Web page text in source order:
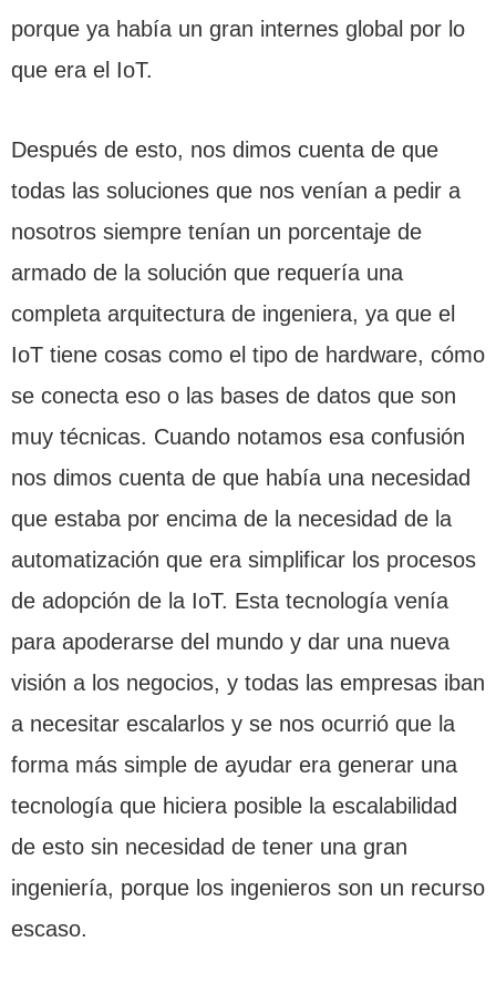
porque ya había un gran internes global por lo
que era el IoT.
Después de esto, nos dimos cuenta de que
todas las soluciones que nos venían a pedir a
nosotros siempre tenían un porcentaje de
armado de la solución que requería una
completa arquitectura de ingeniera, ya que el
IoT tiene cosas como el tipo de hardware, cómo
se conecta eso o las bases de datos que son
muy técnicas. Cuando notamos esa confusión
nos dimos cuenta de que había una necesidad
que estaba por encima de la necesidad de la
automatización que era simplificar los procesos
de adopción de la IoT. Esta tecnología venía
para apoderarse del mundo y dar una nueva
visión a los negocios, y todas las empresas iban
a necesitar escalarlos y se nos ocurrió que la
forma más simple de ayudar era generar una
tecnología que hiciera posible la escalabilidad
de esto sin necesidad de tener una gran
ingeniería, porque los ingenieros son un recurso
escaso.